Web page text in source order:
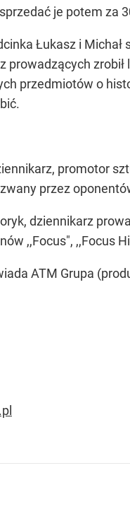
je potem za
Łukasz i
prowadzących
przedmiotów o
promotor
przez
dziennikarz
,,Focus",
ATM Grupa